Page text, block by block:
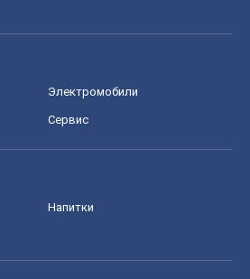
Электромобили
Сервис
Напитки